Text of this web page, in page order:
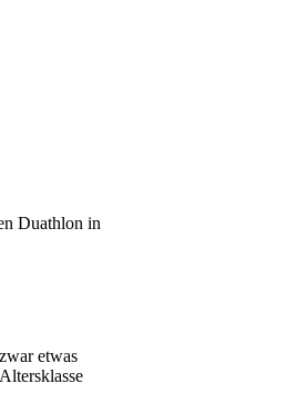
Duathlon in
etwas